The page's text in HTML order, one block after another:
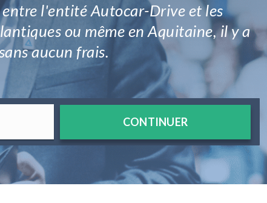
entre l'entité Autocar-Drive et les
ou même en Aquitaine, il y a
aucun frais.
CONTINUER